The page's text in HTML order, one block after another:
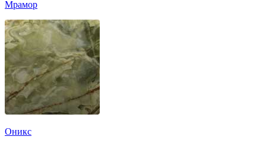
Мрамор
Оникс